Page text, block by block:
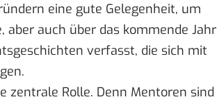
eine gute Gelegenheit, um
auch über das kommende Jahr
verfasst, die sich mit
zentrale Rolle. Denn Mentoren sind